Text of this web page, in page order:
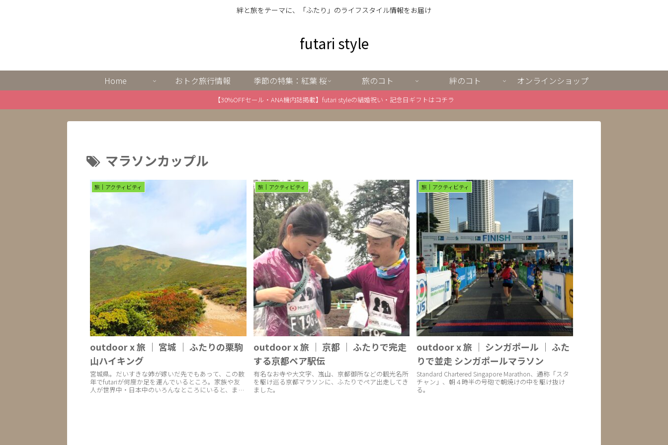
絆と旅をテーマに、「ふたり」のライフスタイル情報をお届け
futari style
Home おトク旅行情報 季節の特集：紅葉 桜 旅のコト 絆のコト オンラインショップ
【30%OFFセール・ANA機内誌掲載】futari styleの結婚祝い・記念日ギフトはコチラ
マラソンカップル
旅｜アクティビティ
outdoor x 旅 ｜ 宮城 ｜ ふたりの栗駒
山ハイキング
宮城県。だいすきな姉が嫁いだ先でもあって、この数
年でfutariが何度か足を運んでいるところ。家族や友
人が世界中・日本中のいろんなところにいると、まる
旅｜アクティビティ
outdoor x 旅 ｜ 京都 ｜ ふたりで完走
する京都ペア駅伝
有名なお寺や大文字、嵐山、京都御所などの観光名所
を駆け巡る京都マラソンに、ふたりでペア出走してき
ました。
旅｜アクティビティ
outdoor x 旅 ｜ シンガポール ｜ ふた
りで並走 シンガポールマラソン
Standard Chartered Singapore Marathon、通称「スタ
チャン」、朝４時半の号砲で朝焼けの中を駆け抜け
る。